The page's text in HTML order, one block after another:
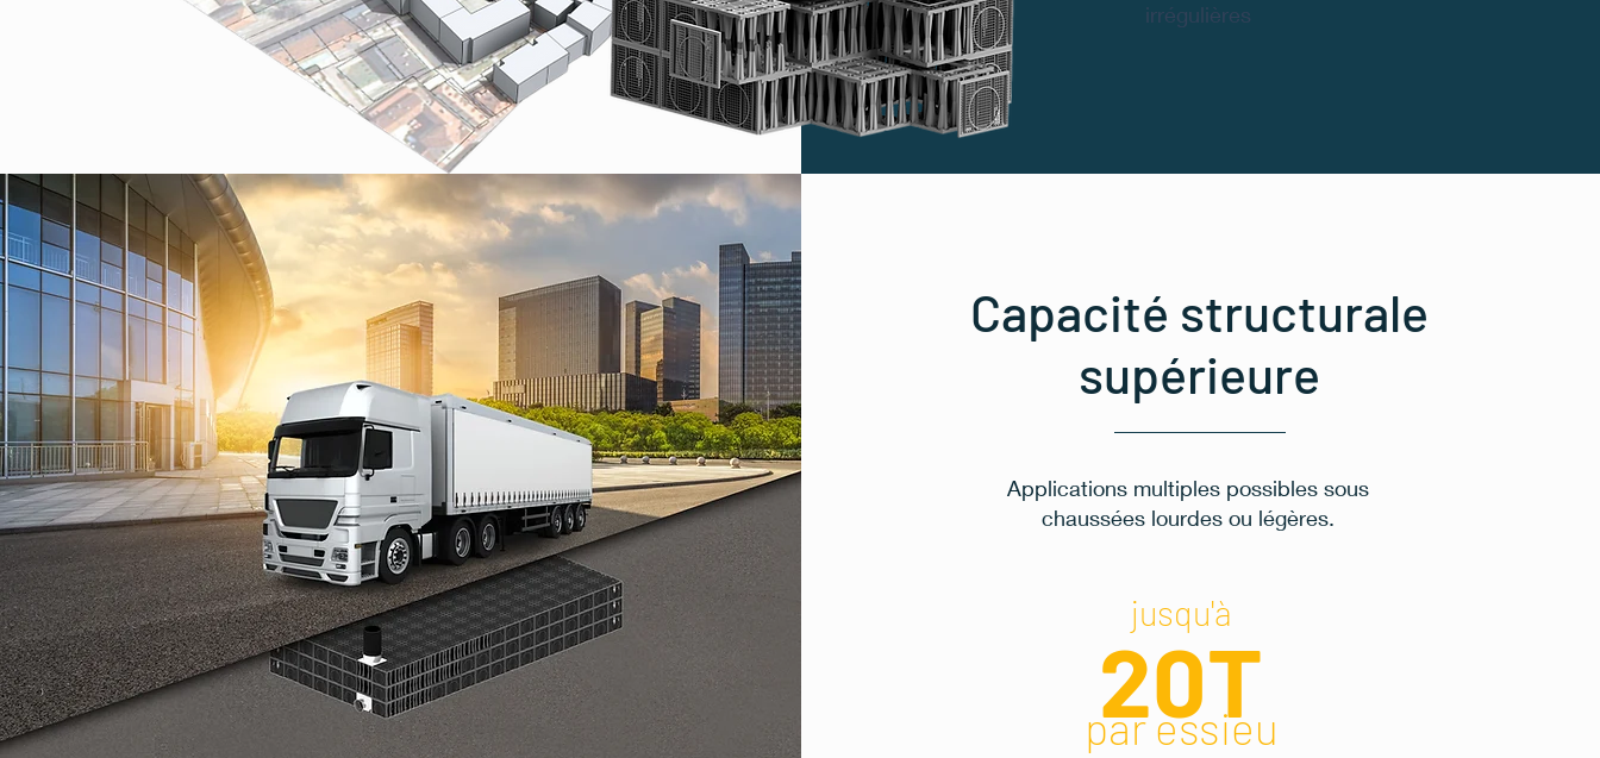
irrégulières
Capacité structurale
supérieure
Applications multiples possibles sous
chaussées lourdes ou légères.
jusqu'à
20T
par essieu